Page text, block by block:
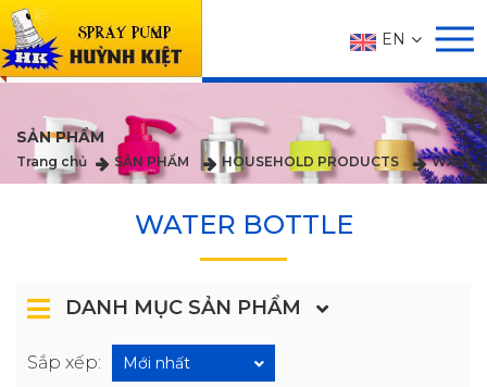
EN
SẢN PHẨM
Trang chủ SẢN PHẨM HOUSEHOLD PRODUCTS
WATER BOTTLE
DANH MỤC SẢN PHẨM
Sắp xếp: Mới nhất